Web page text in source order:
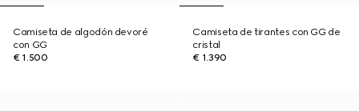
Camiseta de algodón devoré
con GG
€ 1.500
Camiseta de tirantes con GG de
cristal
€ 1.390